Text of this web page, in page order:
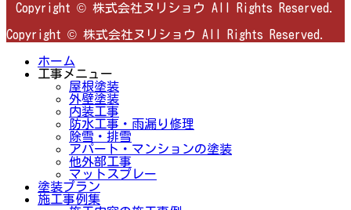
Copyright © 株式会社ヌリショウ All Rights Reserved.
Copyright © 株式会社ヌリショウ All Rights Reserved.
ホーム
工事メニュー
屋根塗装
外壁塗装
内装工事
防水工事・雨漏り修理
除雪・排雪
アパート・マンションの塗装
他外部工事
マットスプレー
塗装プラン
施工事例集